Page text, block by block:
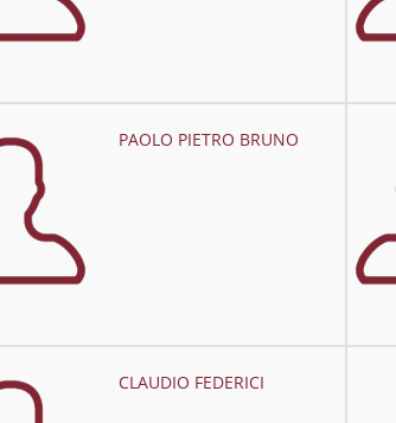
PAOLO PIETRO BRUNO
CLAUDIO FEDERICI